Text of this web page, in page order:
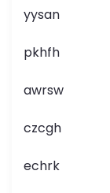
yysan
pkhfh
awrsw
czcgh
echrk